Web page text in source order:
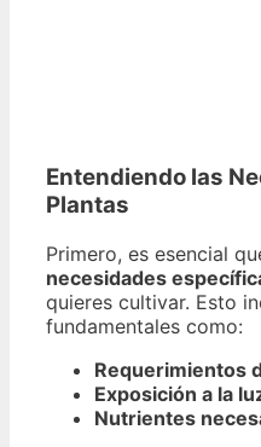
Entendiendo las
Plantas
Primero, es esencial
necesidades
quieres cultivar. Esto
fundamentales como:
Requerimientos
Exposición a la
Nutrientes